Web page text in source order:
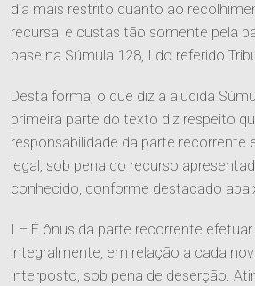
dia mais restrito quanto ao
recursal e custas tão somente pela
base na Súmula 128, I do referido
Desta forma, o que diz a aludida
primeira parte do texto diz respeito
responsabilidade da parte recorrente
legal, sob pena do recurso
conhecido, conforme destacado
I – É ônus da parte recorrente
integralmente, em relação a cada
interposto, sob pena de deserção.